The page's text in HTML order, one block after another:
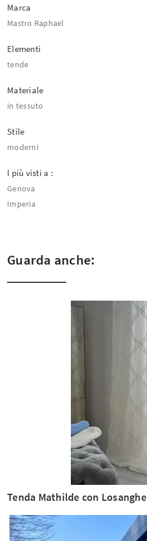
Marca
Mastro Raphael
Elementi
tende
Materiale
in tessuto
Stile
moderni
I più visti a :
Genova
Imperia
Guarda anche:
Tenda Mathilde con Losanghe